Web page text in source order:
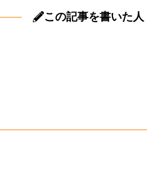
この記事を書いた人